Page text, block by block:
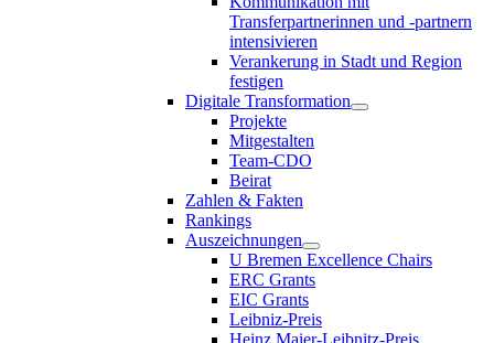
Transferpartnerinnen und -partnern
intensivieren
Verankerung in Stadt und Region
festigen
Digitale Transformation
Projekte
Mitgestalten
Team-CDO
Beirat
Zahlen & Fakten
Rankings
Auszeichnungen
U Bremen Excellence Chairs
ERC Grants
EIC Grants
Leibniz-Preis
Heinz Maier-Leibnitz-Preis